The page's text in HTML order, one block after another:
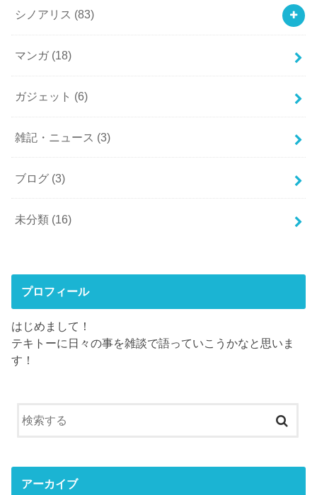
シノアリス (83)
マンガ (18)
ガジェット (6)
雑記・ニュース (3)
ブログ (3)
未分類 (16)
プロフィール
はじめまして！
テキトーに日々の事を雑談で語っていこうかなと思いま
す！
アーカイブ